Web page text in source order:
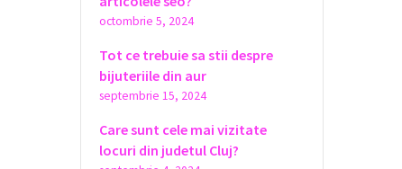
octombrie 5, 2024
Tot ce trebuie sa stii despre
bijuteriile din aur
septembrie 15, 2024
Care sunt cele mai vizitate
locuri din judetul Cluj?